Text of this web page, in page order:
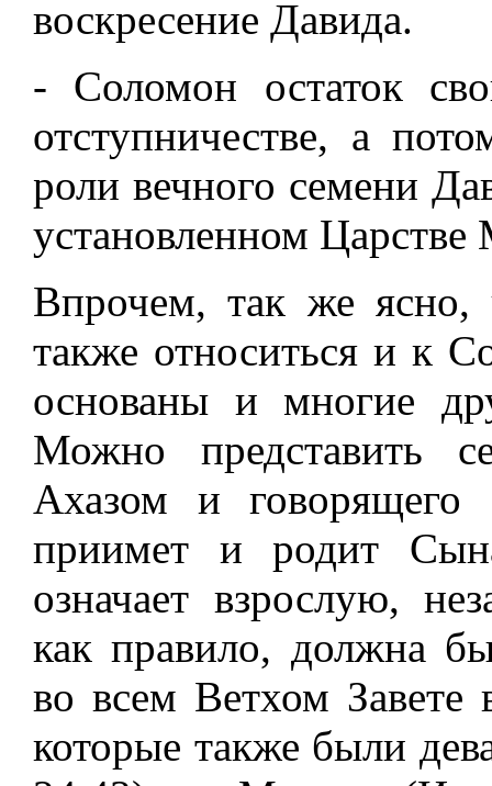
воскресение Давида.
- Соломон остаток
отступничестве, а
роли вечного семени
установленном Царстве
Впрочем, так же ясно,
также относиться и к
основаны и многие
Можно представить
Ахазом и
приимет и родит
означает взрослую,
как правило, должна
во всем Ветхом Завете
которые также были